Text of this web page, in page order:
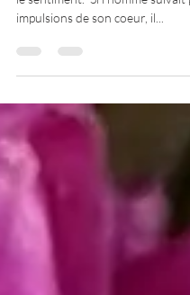
25 - On entend dire : " ne vous
le sentiment." Si l'homme suivait
impulsions de son coeur, il...